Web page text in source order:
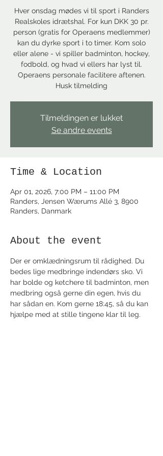
Hver onsdag mødes vi til sport i Randers
Realskoles idrætshal. For kun DKK 30 pr.
person (gratis for Operaens medlemmer)
kan du dyrke sport i to timer. Kom solo
eller alene - vi spiller badminton, hockey,
fodbold, og hvad vi ellers har lyst til.
Operaens personale facilitere aftenen.
Husk tilmelding
Tilmeldingen er lukket
Se andre events
Time & Location
Apr 01, 2026, 7:00 PM – 11:00 PM
Randers, Jensen Wærums Allé 3, 8900
Randers, Danmark
About the event
Der er omklædningsrum til rådighed. Du
bedes lige medbringe indendørs sko. Vi
har bolde og ketchere til badminton, men
medbring også gerne din egen, hvis du
har sådan en. Kom gerne 18:45, så du kan
hjælpe med at stille tingene klar til leg.